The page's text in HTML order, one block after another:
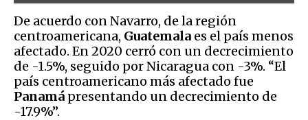
De acuerdo con Navarro, de la región
centroamericana, Guatemala es el país menos
afectado. En 2020 cerró con un decrecimiento
de -1.5%, seguido por Nicaragua con -3%. “El
país centroamericano más afectado fue
Panamá presentando un decrecimiento de
-17.9%”.